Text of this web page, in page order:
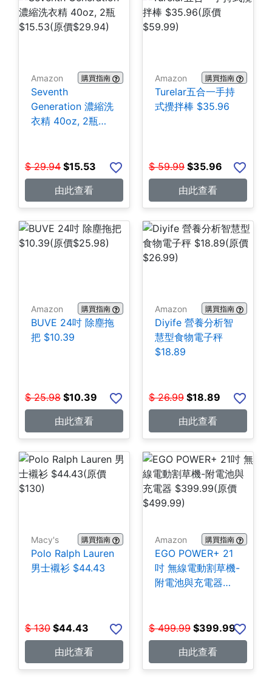
Amazon 購買指南
Seventh
Generation 濃縮洗
衣精 40oz, 2瓶
$ 29.94 $15.53
由此查看
Amazon 購買指南
Turelar五合一手持
式攪拌棒 $35.96
$ 59.99 $35.96
由此查看
Amazon 購買指南
BUVE 24吋 除塵拖
把 $10.39
$ 25.98 $10.39
由此查看
Amazon 購買指南
Diyife 營養分析智
慧型食物電子秤
$18.89
$ 26.99 $18.89
由此查看
Macy's 購買指南
Polo Ralph Lauren
男士襯衫 $44.43
$ 130 $44.43
由此查看
Amazon 購買指南
EGO POWER+ 21
吋 無線電動割草機-
附電池與充電器
$ 499.99 $399.99
由此查看